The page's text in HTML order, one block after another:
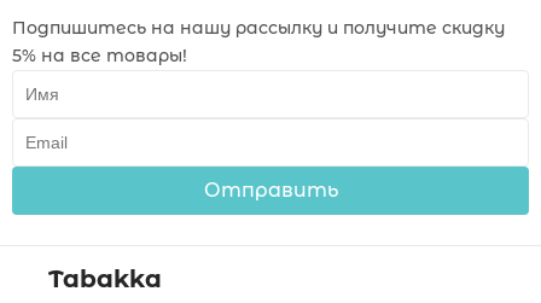
Подпишитесь на нашу рассылку и получите скидку
5% на все товары!
Отправить
Tabakka